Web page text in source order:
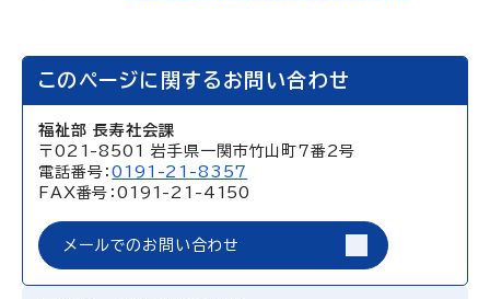
このページに関するお問い合わせ
福祉部 長寿社会課
〒021-8501 岩手県一関市竹山町7番2号
電話番号：0191-21-8357
FAX番号：0191-21-4150
メールでのお問い合わせ